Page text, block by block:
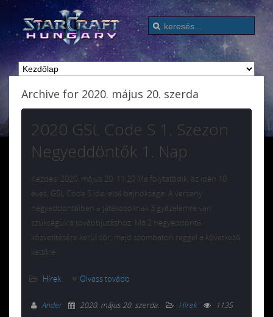
Archive for 2020. május 20. szerda
2020 GSL Code S 1. Szezon
Negyeddöntők 1. Nap
Kezdés: 2020. május 20. 11:20 Ma folytatódik, az idén 10
éves, GSL Code S idei első bajnoksága. A verseny
negyeddöntőiben a játékosoknak 3 győzelemre van
szükségük a továbbjutáshoz. Ma 2 negyeddöntő
közvetítésére kerül sör, majd szombaton reggel a következő
kettőre.
Hírek Olvass tovább
Ander 2020. május 20. szerda. Hírek
1135